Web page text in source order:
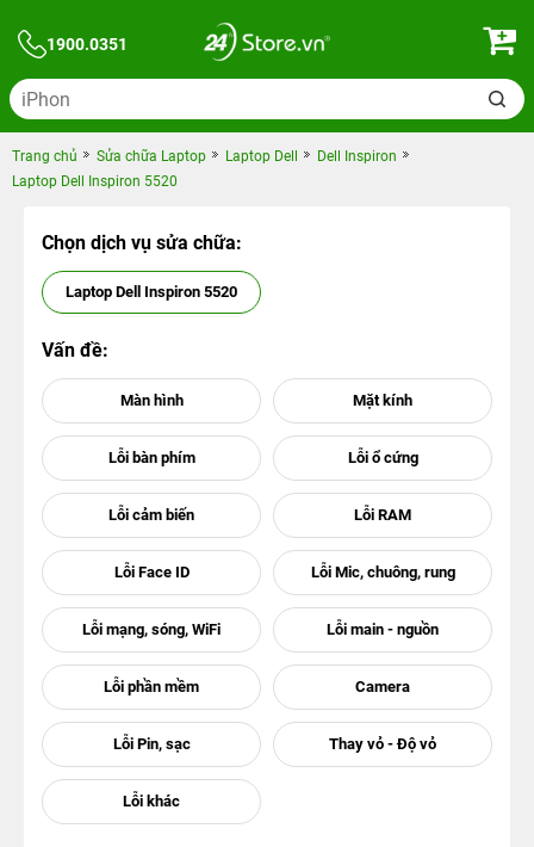
1900.0351
Trang chủ Sửa chữa Laptop Laptop Dell
Dell Inspiron
Laptop Dell Inspiron 5520
Chọn dịch vụ sửa chữa:
Laptop Dell Inspiron 5520
Vấn đề: